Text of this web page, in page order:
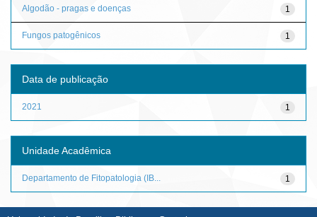
1
Algodão - pragas e doenças
1
Fungos patogênicos
Data de publicação
1
2021
Unidade Acadêmica
1
Departamento de Fitopatologia (IB...